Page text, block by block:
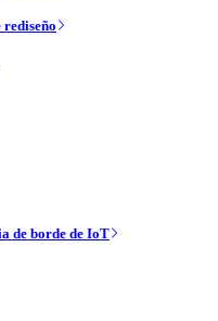
rediseño
de borde de IoT